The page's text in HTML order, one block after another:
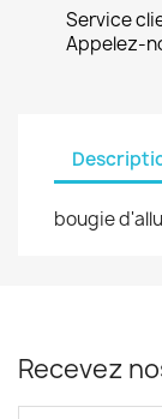
Service
Appelez-
bougie
Recevez